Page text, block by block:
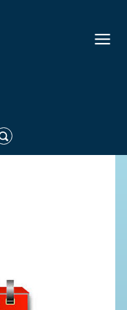
E MARKETING